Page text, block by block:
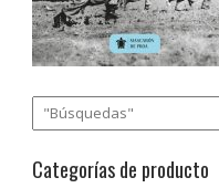
Categorías de producto